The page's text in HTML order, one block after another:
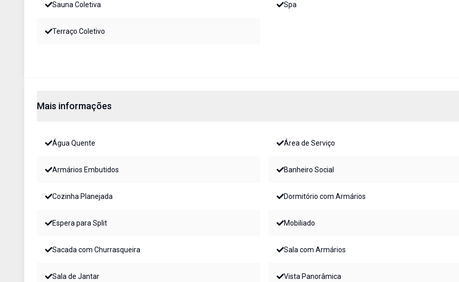
Sauna Coletiva Spa
Terraço Coletivo
Mais informações
Água Quente Área de Serviço
Armários Embutidos Banheiro Social
Cozinha Planejada Dormitório com Armários
Espera para Split Mobiliado
Sacada com Churrasqueira Sala com Armários
Sala de Jantar Vista Panorâmica